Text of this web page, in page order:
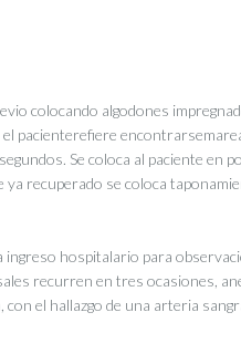
colocando algodones
pacienterefiere
Se coloca al paciente en
ya recuperado se coloca
hospitalario para
recurren en tres ocasiones,
con el hallazgo de una arteria